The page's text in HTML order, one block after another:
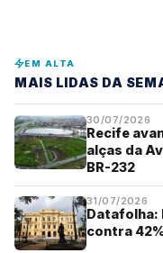
EM ALTA
MAIS LIDAS DA
30/07/2026
Recife
alças da
BR-232
31/07/2026
Datafolha:
contra